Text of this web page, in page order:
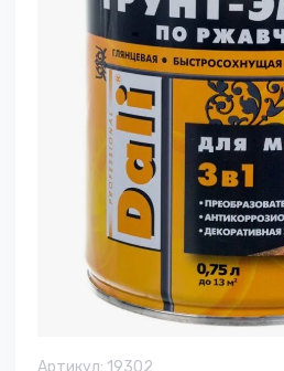
Артикул: 19302